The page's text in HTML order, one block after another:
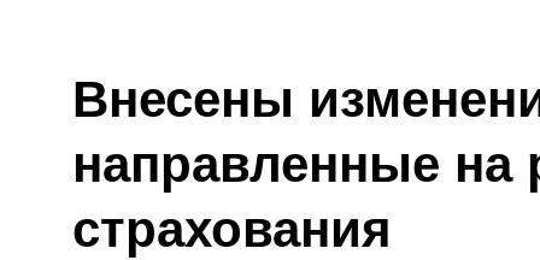
Внесены
направленные на
страхования